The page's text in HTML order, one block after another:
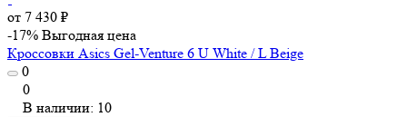
от 7 430 ₽
-17% Выгодная цена
Кроссовки Asics Gel-Venture 6 U White / L Beige
0
0
В наличии: 10